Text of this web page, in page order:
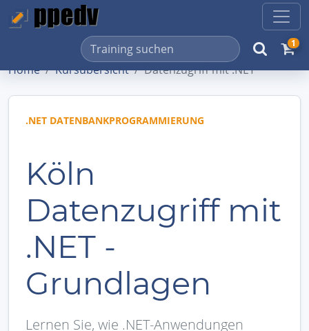
1
Home Kursübersicht Datenzugriff mit .NET
.NET DATENBANKPROGRAMMIERUNG
Köln
Datenzugriff mit
.NET -
Grundlagen
Lernen Sie, wie .NET-Anwendungen